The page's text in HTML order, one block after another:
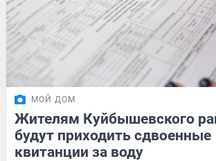
МОЙ ДОМ
Жителям Куйбышевского
будут приходить сдвоенные
квитанции за воду